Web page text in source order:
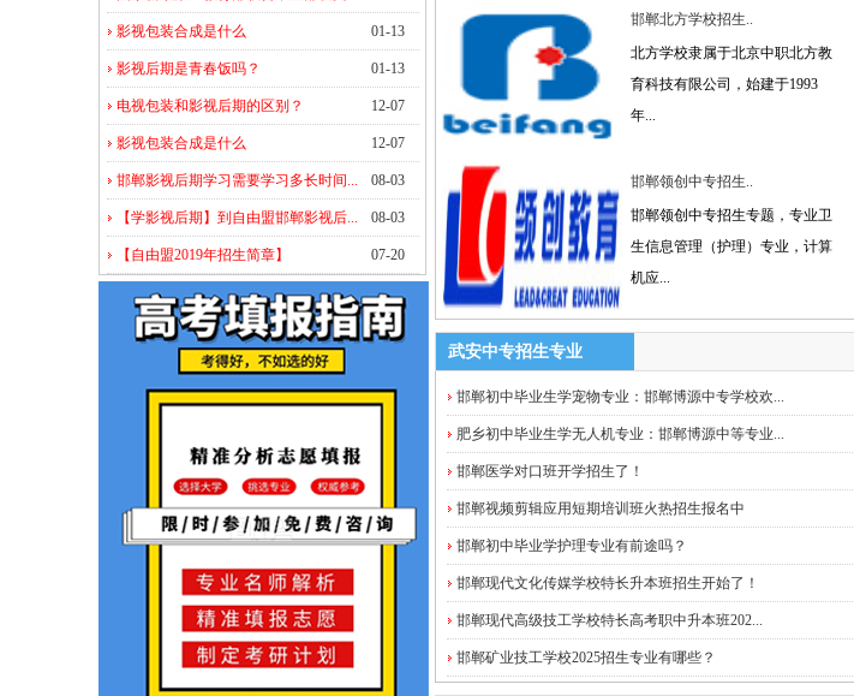
影视包装合成是什么 01-13
影视后期是青春饭吗？ 01-13
电视包装和影视后期的区别？ 12-07
影视包装合成是什么 12-07
邯郸影视后期学习需要学习多长时间... 08-03
【学影视后期】到自由盟邯郸影视后... 08-03
【自由盟2019年招生简章】 07-20
邯郸北方学校招生..
北方学校隶属于北京中职北方教
育科技有限公司，始建于1993
年...
邯郸领创中专招生..
邯郸领创中专招生专题，专业卫
生信息管理（护理）专业，计算
机应...
武安中专招生专业
邯郸初中毕业生学宠物专业：邯郸博源中专学校欢...
肥乡初中毕业生学无人机专业：邯郸博源中等专业...
邯郸医学对口班开学招生了！
邯郸视频剪辑应用短期培训班火热招生报名中
邯郸初中毕业学护理专业有前途吗？
邯郸现代文化传媒学校特长升本班招生开始了！
邯郸现代高级技工学校特长高考职中升本班202...
邯郸矿业技工学校2025招生专业有哪些？